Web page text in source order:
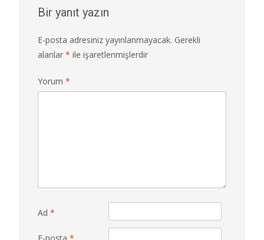
Bir yanıt yazın
E-posta adresiniz yayınlanmayacak. Gerekli
alanlar * ile işaretlenmişlerdir
Yorum *
Ad *